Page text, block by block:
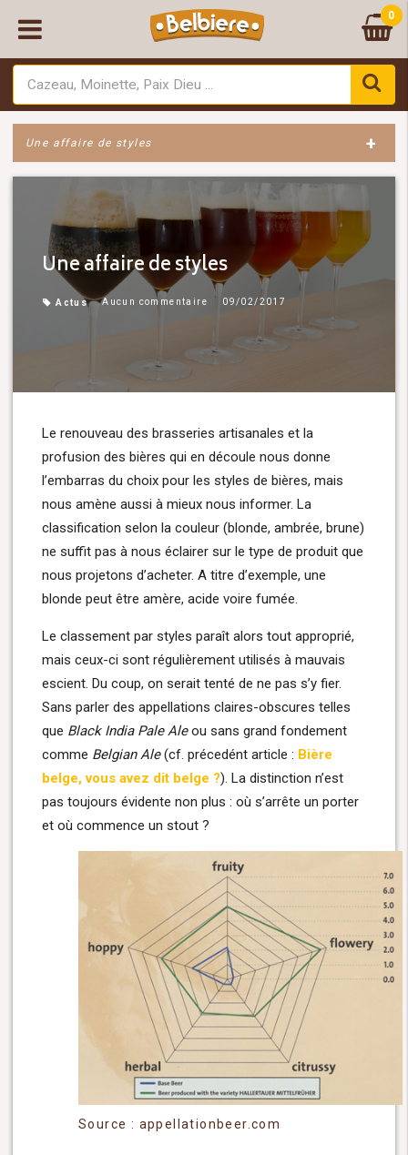
0
Une affaire de styles +
Une affaire de styles
Actus Aucun commentaire 09/02/2017
Le renouveau des brasseries artisanales et la
profusion des bières qui en découle nous donne
l’embarras du choix pour les styles de bières, mais
nous amène aussi à mieux nous informer. La
classification selon la couleur (blonde, ambrée, brune)
ne suffit pas à nous éclairer sur le type de produit que
nous projetons d’acheter. A titre d’exemple, une
blonde peut être amère, acide voire fumée.
Le classement par styles paraît alors tout approprié,
mais ceux-ci sont régulièrement utilisés à mauvais
escient. Du coup, on serait tenté de ne pas s’y fier.
Sans parler des appellations claires-obscures telles
que Black India Pale Aleou sans grand fondement
comme Belgian Ale(cf. précedént article : Bière
belge, vous avez dit belge ?). La distinction n’est
pas toujours évidente non plus : où s’arrête un porter
et où commence un stout ?
Source : appellationbeer.com